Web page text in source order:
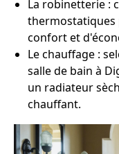
La robinetterie :
confort et
Le chauffage :
salle de bain à
un radiateur
chauffant.